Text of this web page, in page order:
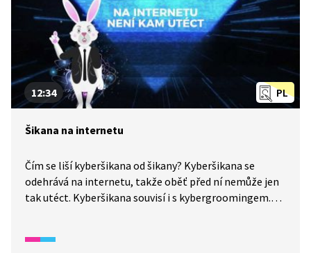
PL
12:34
Šikana na internetu
Čím se liší kyberšikana od šikany? Kyberšikana se
odehrává na internetu, takže oběť před ní nemůže jen
tak utéct. Kyberšikana souvisí i s kybergroomingem.
nepovede nikdy vymazat. Svěř se rodičům nebo